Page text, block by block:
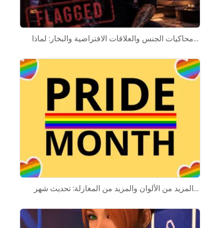
محاكيات الجنس والعلاقات الافتراضية والبخار: لماذا…
المزيد من الألوان والمزيد من المغازلة: تحديث شهر…